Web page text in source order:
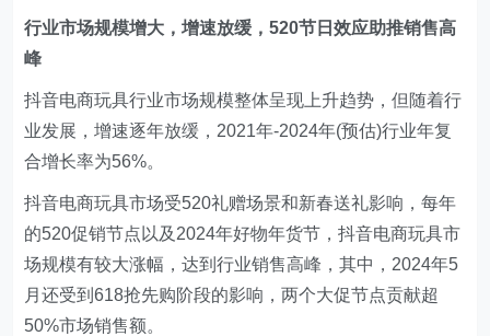
行业市场规模增大，增速放缓，520节日效应助推销售高
峰
抖音电商玩具行业市场规模整体呈现上升趋势，但随着行
业发展，增速逐年放缓，2021年-2024年(预估)行业年复
合增长率为56%。
抖音电商玩具市场受520礼赠场景和新春送礼影响，每年
的520促销节点以及2024年好物年货节，抖音电商玩具市
场规模有较大涨幅，达到行业销售高峰，其中，2024年5
月还受到618抢先购阶段的影响，两个大促节点贡献超
50%市场销售额。